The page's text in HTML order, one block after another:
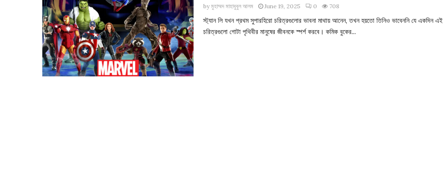
byমুহাম্মদ মাহাবুবুল আলম June 19, 2025 0 708
স্ট্যান লি যখন প্রথম সুপারহিরো চরিত্রগুলোর ভাবনা মাথায় আনেন, তখন হয়তো তিনিও ভাবেননি যে একদিন এই
চরিত্রগুলো গোটা পৃথিবীর মানুষের জীবনকে স্পর্শ করবে। কমিক বুকের...